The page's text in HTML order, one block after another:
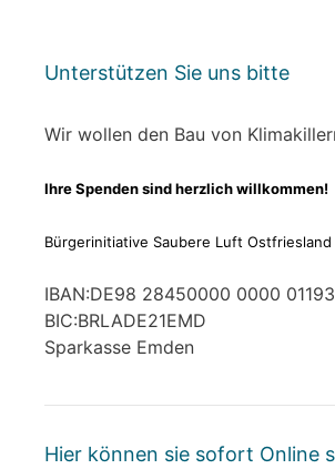
Unterstützen Sie uns bitte
Wir wollen den Bau von
Ihre Spenden sind herzlich willkommen!
Bürgerinitiative Saubere Luft Ostfriesland
IBAN:DE98 28450000 0000
BIC:BRLADE21EMD
Sparkasse Emden
Hier können sie sofort Online